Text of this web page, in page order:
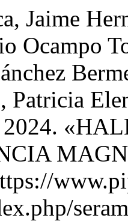
Jaime
Ocampo
Patricia
2024.